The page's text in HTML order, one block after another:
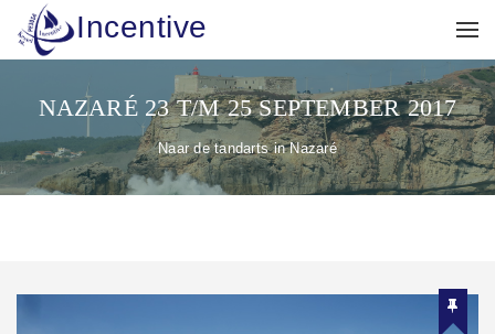
Incentive
NAZARÉ 23 T/M 25 SEPTEMBER 2017
Naar de tandarts in Nazaré